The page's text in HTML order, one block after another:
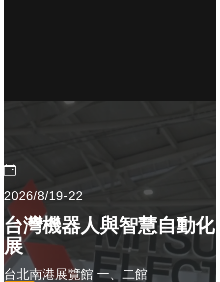
2026/8/19-22
台灣機器人與智慧自動化
展
台北南港展覽館 一、二館